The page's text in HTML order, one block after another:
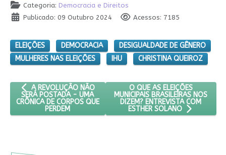
Categoria: Democracia e Direitos
Publicado: 09 Outubro 2024
Acessos: 7185
ELEIÇÕES DEMOCRACIA
DESIGUALDADE DE GÊNERO
MULHERES NAS ELEIÇÕES
IHU CHRISTINA QUEIROZ
ARTIGO ANTERIOR: A REVOLUÇÃO NÃO SERÁ POSTADA - UMA
A REVOLUÇÃO NÃO
SERÁ POSTADA - UMA
CRÔNICA DE CORPOS QUE
PERDEM
PRÓXIMO ARTIGO: O QUE AS
O QUE AS ELEIÇÕES
MUNICIPAIS BRASILEIRAS NOS
DIZEM? ENTREVISTA COM
ESTHER SOLANO